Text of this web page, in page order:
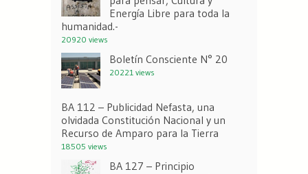
Energía Libre para toda la
humanidad.-
20920 views
Boletín Consciente N° 20
20221 views
BA 112 – Publicidad Nefasta, una
olvidada Constitución Nacional y un
Recurso de Amparo para la Tierra
18505 views
BA 127 – Principio